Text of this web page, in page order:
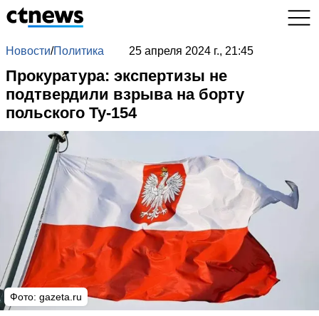
Новости/Политика 25 апреля 2024 г., 21:45
Прокуратура: экспертизы не
подтвердили взрыва на борту
польского Ту-154
Фото: gazeta.ru